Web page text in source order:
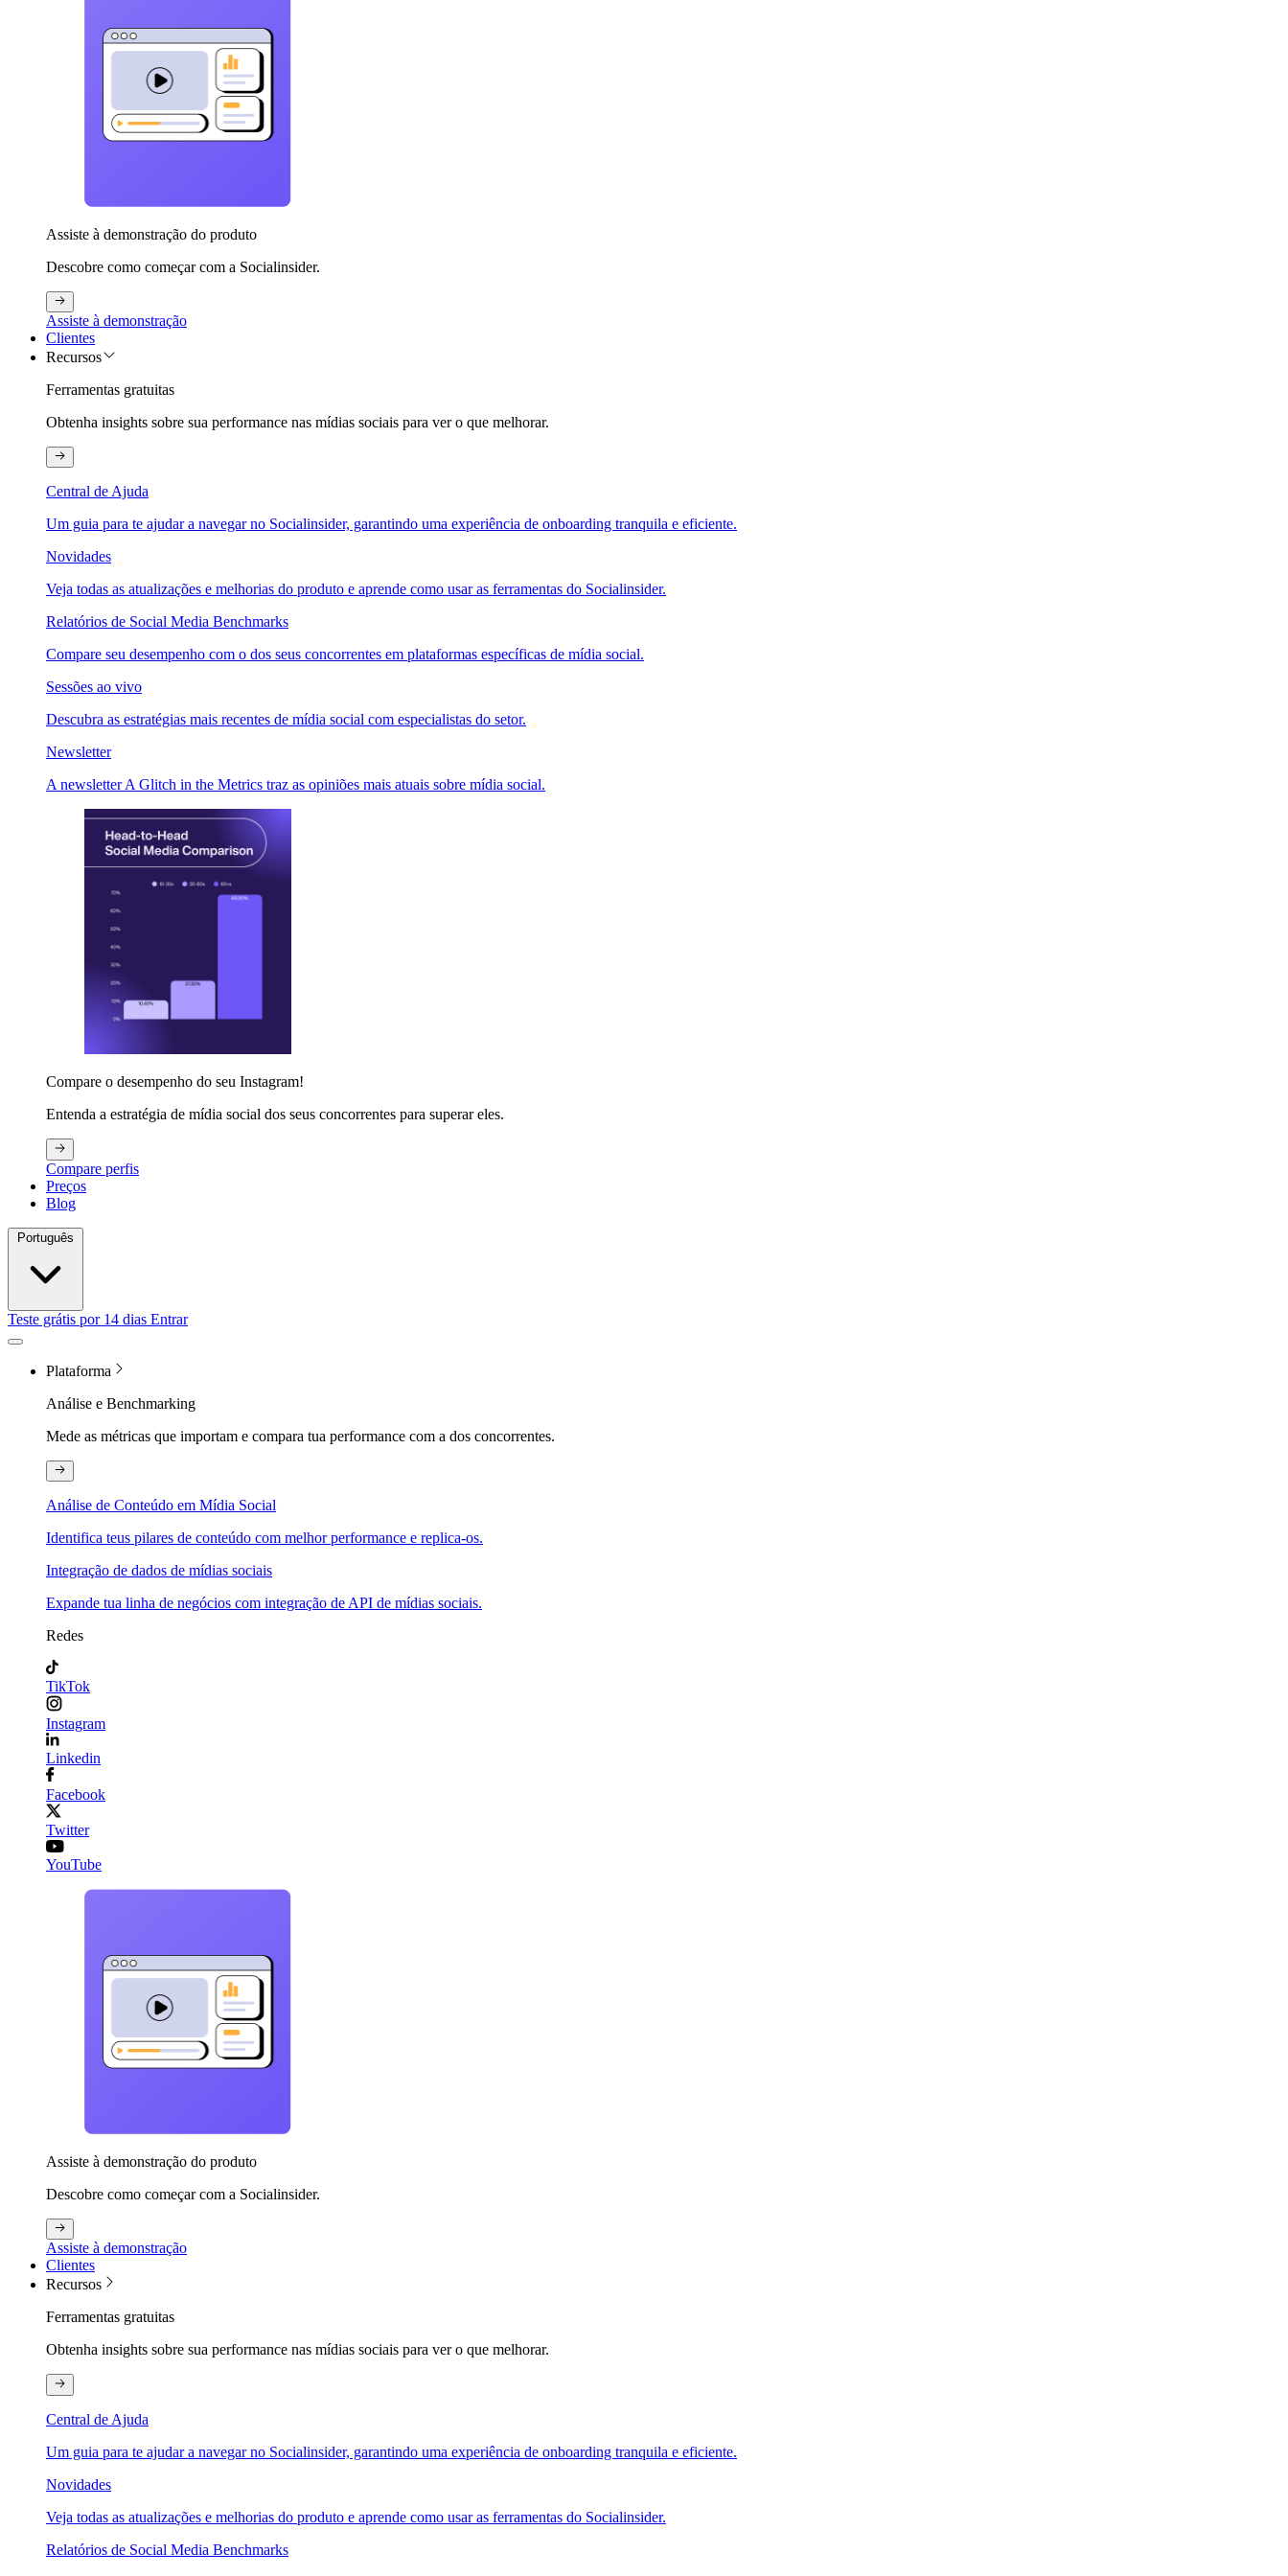
Assiste à demonstração do produto
Descobre como começar com a Socialinsider.
Assiste à demonstração
Clientes
Recursos
Ferramentas gratuitas
Obtenha insights sobre sua performance nas mídias sociais para ver o que melhorar.
Central de Ajuda
Um guia para te ajudar a navegar no Socialinsider, garantindo uma experiência de onboarding tranquila e eficiente.
Novidades
Veja todas as atualizações e melhorias do produto e aprende como usar as ferramentas do Socialinsider.
Relatórios de Social Media Benchmarks
Compare seu desempenho com o dos seus concorrentes em plataformas específicas de mídia social.
Sessões ao vivo
Descubra as estratégias mais recentes de mídia social com especialistas do setor.
Newsletter
A newsletter A Glitch in the Metrics traz as opiniões mais atuais sobre mídia social.
Compare o desempenho do seu Instagram!
Entenda a estratégia de mídia social dos seus concorrentes para superar eles.
Compare perfis
Preços
Blog
Teste grátis por 14 dias Entrar
Plataforma
Análise e Benchmarking
Mede as métricas que importam e compara tua performance com a dos concorrentes.
Análise de Conteúdo em Mídia Social
Identifica teus pilares de conteúdo com melhor performance e replica-os.
Integração de dados de mídias sociais
Expande tua linha de negócios com integração de API de mídias sociais.
Redes
TikTok
Instagram
Linkedin
Facebook
Twitter
YouTube
Assiste à demonstração do produto
Descobre como começar com a Socialinsider.
Assiste à demonstração
Clientes
Recursos
Ferramentas gratuitas
Obtenha insights sobre sua performance nas mídias sociais para ver o que melhorar.
Central de Ajuda
Um guia para te ajudar a navegar no Socialinsider, garantindo uma experiência de onboarding tranquila e eficiente.
Novidades
Veja todas as atualizações e melhorias do produto e aprende como usar as ferramentas do Socialinsider.
Relatórios de Social Media Benchmarks